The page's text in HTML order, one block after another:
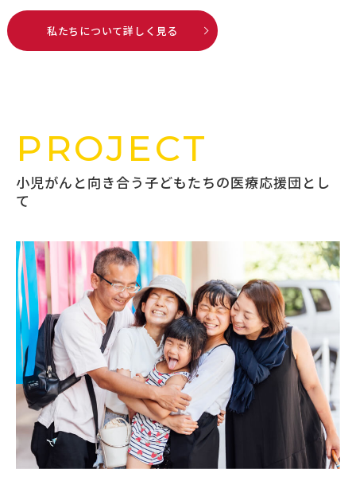
私たちについて詳しく見る
PROJECT
小児がんと向き合う子どもたちの医療応援団とし
て